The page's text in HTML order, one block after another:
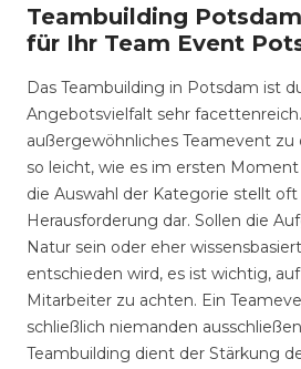
Teambuilding
für Ihr Team Event
Das Teambuilding in Potsdam ist
Angebotsvielfalt sehr
außergewöhnliches Teamevent
so leicht, wie es im ersten
die Auswahl der Kategorie stellt oft
Herausforderung dar. Sollen die
Natur sein oder eher
entschieden wird, es ist wichtig,
Mitarbeiter zu achten. Ein
schließlich niemanden
Teambuilding dient der Stärkung